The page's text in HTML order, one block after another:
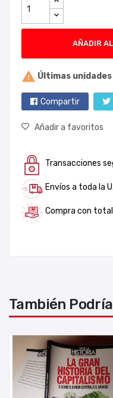
AÑADIR
 Últimas
Compartir
Añadir a favoritos
Transacciones
Envíos a toda la
Compra con
También